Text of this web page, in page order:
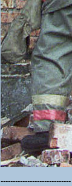
-----------------------------